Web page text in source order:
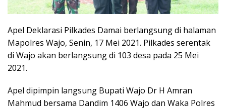
Apel Deklarasi Pilkades Damai berlangsung di halaman
Mapolres Wajo, Senin, 17 Mei 2021. Pilkades serentak
di Wajo akan berlangsung di 103 desa pada 25 Mei
2021.
Apel dipimpin langsung Bupati Wajo Dr H Amran
Mahmud bersama Dandim 1406 Wajo dan Waka Polres